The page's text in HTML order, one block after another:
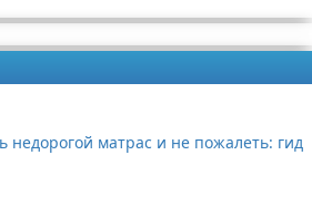
недорогой матрас и не пожалеть: гид